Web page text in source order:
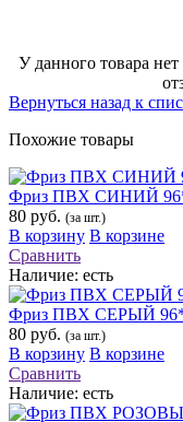
У данного товара
Вернуться назад к
Похожие товары
Фриз ПВХ СИНИЙ
80 руб. (за шт.)
В корзину В корзине
Сравнить
Наличие: есть
Фриз ПВХ СЕРЫЙ
80 руб. (за шт.)
В корзину В корзине
Сравнить
Наличие: есть